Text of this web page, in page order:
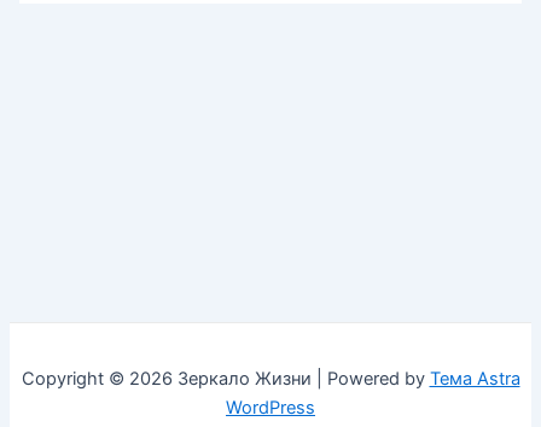
Copyright © 2026 Зеркало Жизни | Powered by Тема Astra
WordPress